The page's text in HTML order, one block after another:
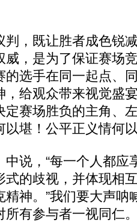
，既让胜者成色锐
威，是为了保证赛场
的选手在同一起点、
，给观众带来视觉盛
定赛场胜负的主角、
以堪！公平正义情何
说，“每一个人都应
式的歧视，并体现相
神。”我们要大声呐
所有参与者一视同仁